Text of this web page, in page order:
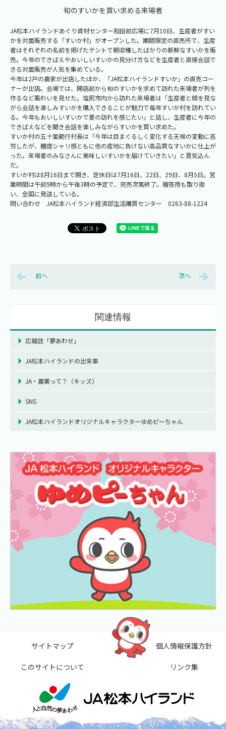
旬のすいかを買い求める来場者
JA松本ハイランドあぐり資材センター和田前広場に7月10日、生産者がすい
かを対面販売する「すいか村」がオープンした。期間限定の直売所で、生産
者はそれぞれの名前を掲げたテントで朝収穫したばかりの新鮮なすいかを販
売。今年のできばえやおいしいすいかの見分け方などを生産者と直接会話で
きる対面販売が人気を集めている。
今年は2戸の農家が出店したほか、「JA松本ハイランドすいか」の直売コー
ナーが出店。会場では、開店前から旬のすいかを求めて訪れた来場者が列を
作るなど賑わいを見せた。塩尻市内から訪れた来場者は「生産者と顔を見な
がら会話を楽しみすいかを購入できることが魅力で毎年すいか村を訪れてい
る。今年もおいしいすいかで夏の訪れを感じたい」と話し、生産者に今年の
できばえなどを聞き会話を楽しみながらすいかを買い求めた。
すいか村の五十嵐範行村長は「今年は目まぐるしく変化する天候の変動に苦
労したが、糖度シャリ感ともに他の産地に負けない高品質なすいかに仕上が
った。来場者のみなさんに美味しいすいかを届けていきたい」と意気込ん
だ。
すいか村は8月16日まで開き、定休日は7月16日、22日、29日、8月5日。営
業時間は午前9時から午後3時の予定で、完売次第終了。贈答用も取り扱
い、全国に発送している。
問い合わせ JA松本ハイランド経済部生活購買センター 0263-88-1224
前へ 次へ
関連情報
広報誌「夢あわせ」
JA松本ハイランドの出来事
JA・農業って？（キッズ）
SNS
JA松本ハイランドオリジナルキャラクターゆめピーちゃん
サイトマップ
このサイトについて
個人情報保護方針
リンク集